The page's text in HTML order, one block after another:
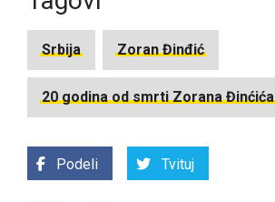
Srbija Zoran Đinđić
20 godina od smrti Zorana Đinćića
Podeli Tvituj